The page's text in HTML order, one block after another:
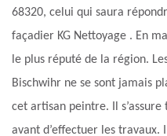
68320, celui qui saura
façadier KG Nettoyage . En
le plus réputé de la région.
Bischwihr ne se sont jamais
cet artisan peintre. Il
avant d’effectuer les travaux.